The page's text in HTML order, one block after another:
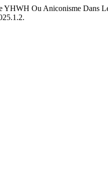
YHWH Ou Aniconisme Dans